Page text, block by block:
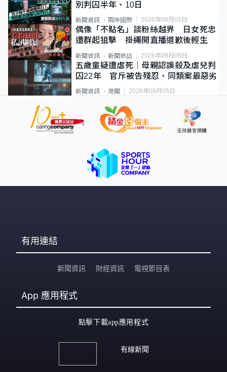
別判囚半年、10日
新聞資訊 兩岸國際 2026年08月05日
偶像「不點名」談粉絲越界 日女死忠
遭群起狙擊 掛繩開直播道歉後輕生
新聞資訊 新聞熱話 2026年08月06日
五歲童疑遭虐死｜母親認誤殺及虐兒判
囚22年 官斥被告殘忍、同類案最惡劣
新聞資訊 港聞 2026年08月05日
有用連結
新聞資訊 財經資訊 電視節目表
App 應用程式
點擊下載app應用程式
有線新聞